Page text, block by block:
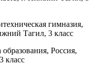
гимназия,
Тагил, 3 класс
Россия,
класс